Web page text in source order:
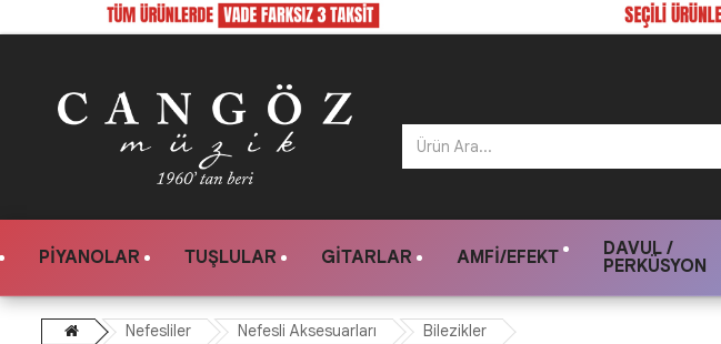
PIYANOLAR TUŞLULAR GITARLAR AMFI/EFEKT
DAVUL /
PERKÜSYON
Nefesliler Nefesli Aksesuarları Bilezikler